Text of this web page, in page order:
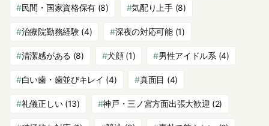
民間・国家資格保有 (8) 気配り上手(8)
治療院勤務経験(4) 深夜の対応可能(1)
清潔感がある (8) 犬顔(1) 男性アイドル系 (4)
白い歯・歯並びキレイ (4) 真面目 (4)
礼儀正しい(13) 神戸・三ノ宮方面出張大歓迎 (2)